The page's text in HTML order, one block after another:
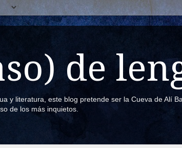
de
y literatura, este blog pretende ser la Cueva de Alí
de los más inquietos.